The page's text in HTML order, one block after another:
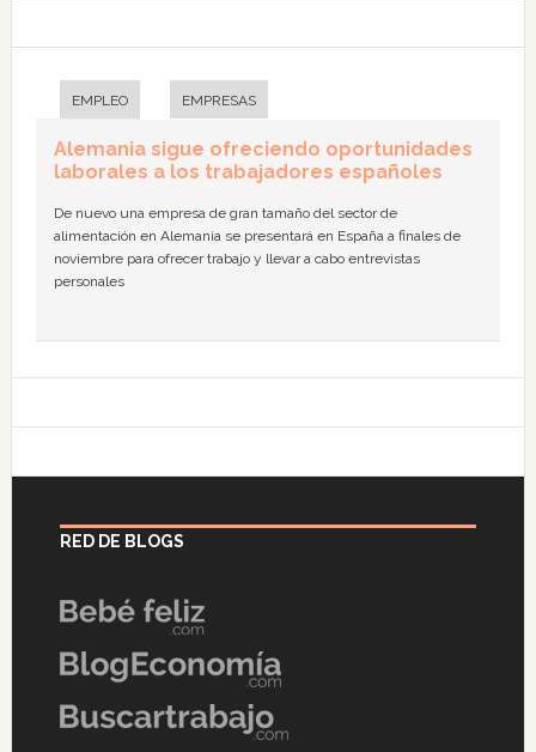
EMPLEO EMPRESAS
Alemania sigue ofreciendo oportunidades
laborales a los trabajadores españoles
De nuevo una empresa de gran tamaño del sector de
alimentación en Alemania se presentará en España a finales de
noviembre para ofrecer trabajo y llevar a cabo entrevistas
personales
RED DE BLOGS